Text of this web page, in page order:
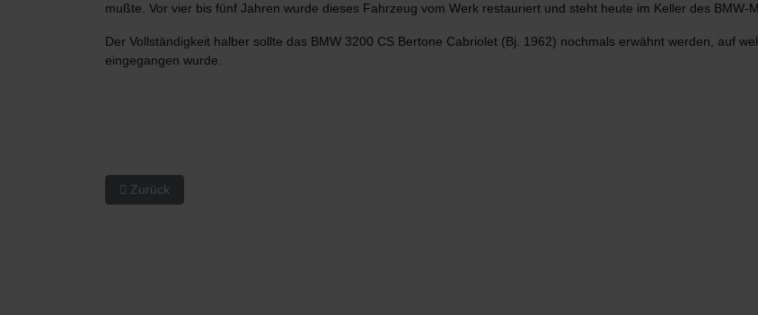
mußte. Vor vier bis fünf Jahren wurde dieses Fahrzeug vom Werk restauriert und steht heute im Keller des BMW-
Der Vollständigkeit halber sollte das BMW 3200 CS Bertone Cabriolet (Bj. 1962) nochmals erwähnt werden, auf
eingegangen wurde.
Vorheriger Beitrag: BINZ & Co. Lorch
Zurück